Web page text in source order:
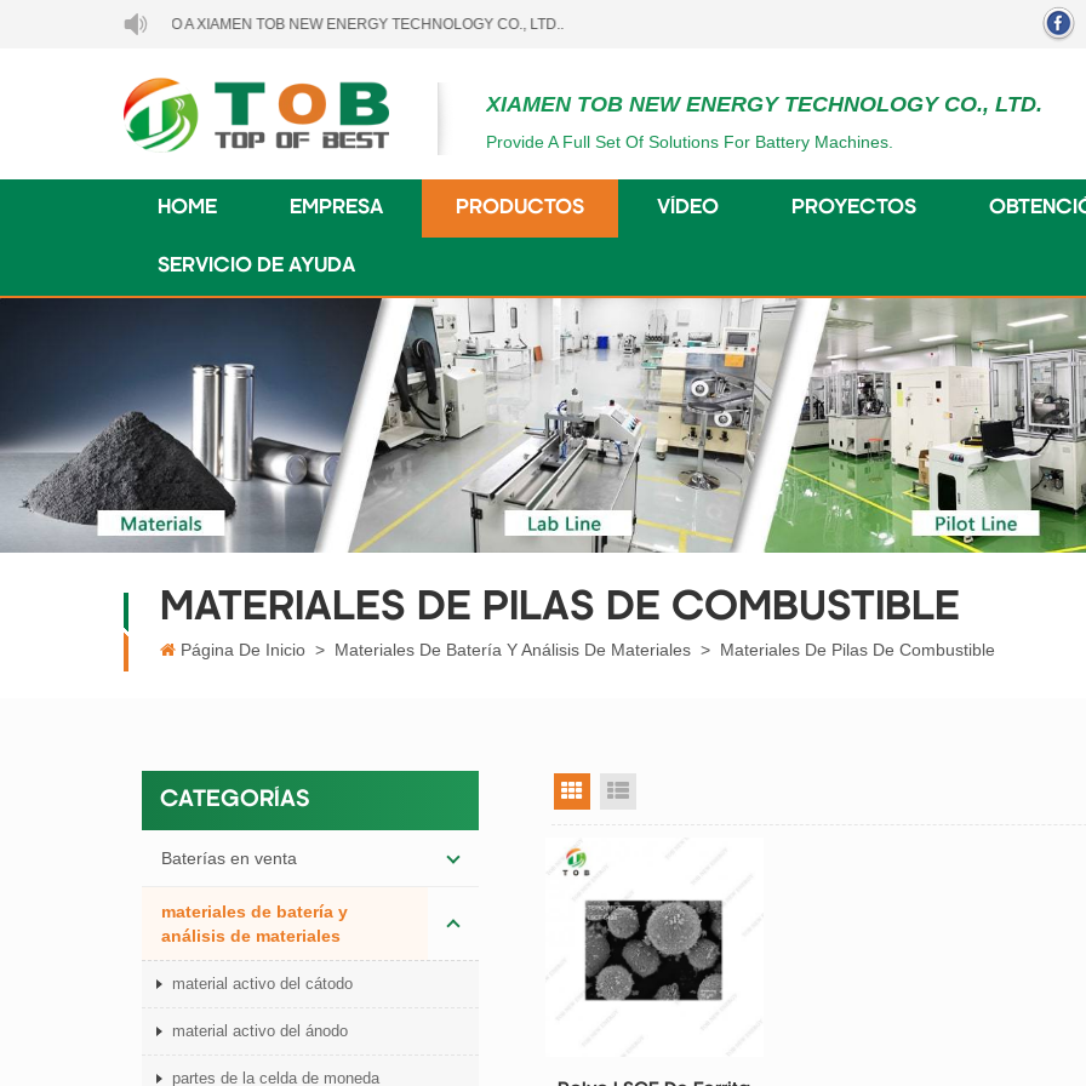
BIENVENIDO A XIAMEN TOB NEW ENERGY TECHNOLOGY CO., LTD..
XIAMEN TOB NEW ENERGY TECHNOLOGY CO., LTD.
Provide A Full Set Of Solutions For Battery Machines.
HOME EMPRESA PRODUCTOS VÍDEO PROYECTOS
SERVICIO DE AYUDA
MATERIALES DE PILAS DE COMBUSTIBLE
Página De Inicio > Materiales De Batería Y Análisis De Materiales > Materiales De Pilas De Combustible
CATEGORÍAS
Baterías en venta
materiales de batería y
análisis de materiales
material activo del cátodo
material activo del ánodo
partes de la celda de moneda
vista en cuadrícula